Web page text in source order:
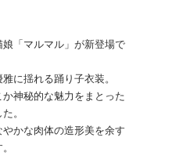
「マルマル」が新登場で
に揺れる踊り子衣装。
神秘的な魅力をまとった
。
かな肉体の造形美を余す